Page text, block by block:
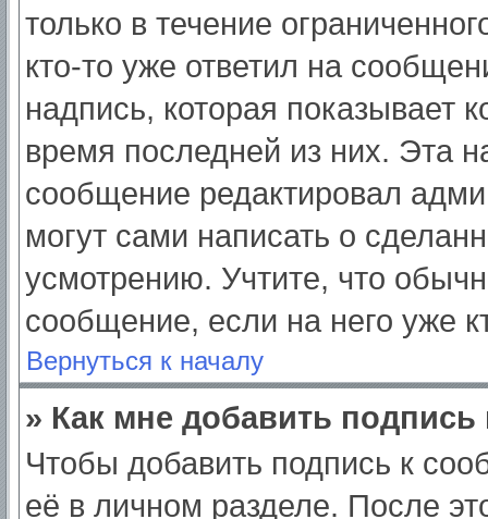
только в течение
кто-то уже ответил на
надпись, которая показывает
время последней из них. Эта
сообщение редактировал
могут сами написать о
усмотрению. Учтите, что
сообщение, если на него уже
Вернуться к началу
» Как мне добавить
Чтобы добавить подпись к
её в личном разделе. После